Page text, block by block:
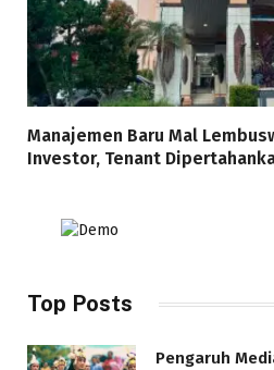
Manajemen Baru Mal
Investor, Tenant
Top Posts
Pengaruh